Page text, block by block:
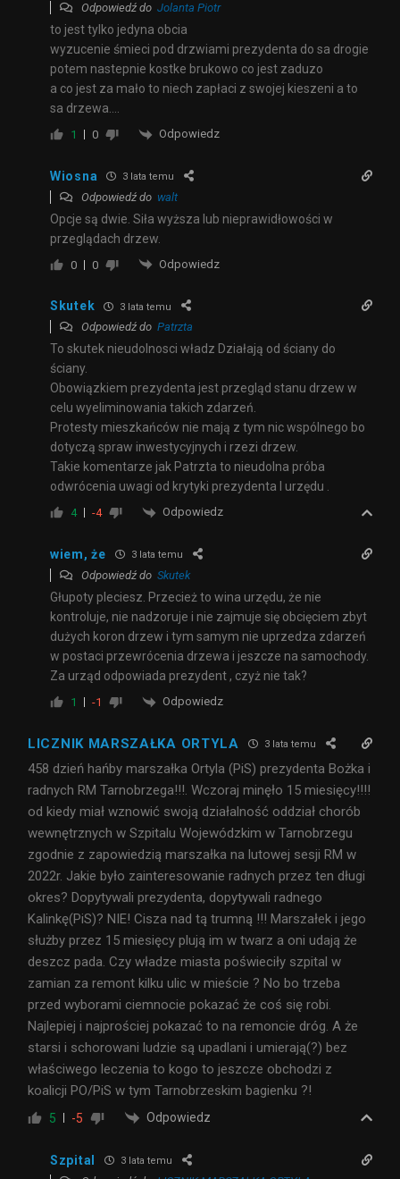
Odpowiedź do Jolanta Piotr
to jest tylko jedyna obcia
wyzucenie śmieci pod drzwiami prezydenta do sa drogie
potem nastepnie kostke brukowo co jest zaduzo
a co jest za mało to niech zapłaci z swojej kieszeni a to
sa drzewa….
1 0 Odpowiedz
Wiosna 3 lata temu
Odpowiedź do walt
Opcje są dwie. Siła wyższa lub nieprawidłowości w
przeglądach drzew.
0 0 Odpowiedz
Skutek 3 lata temu
Odpowiedź do Patrzta
To skutek nieudolnosci władz Działają od ściany do
ściany.
Obowiązkiem prezydenta jest przegląd stanu drzew w
celu wyeliminowania takich zdarzeń.
Protesty mieszkańców nie mają z tym nic wspólnego bo
dotyczą spraw inwestycyjnych i rzezi drzew.
Takie komentarze jak Patrzta to nieudolna próba
odwrócenia uwagi od krytyki prezydenta I urzędu .
4 -4 Odpowiedz
wiem, że 3 lata temu
Odpowiedź do Skutek
Głupoty pleciesz. Przecież to wina urzędu, że nie
kontroluje, nie nadzoruje i nie zajmuje się obcięciem zbyt
dużych koron drzew i tym samym nie uprzedza zdarzeń
w postaci przewrócenia drzewa i jeszcze na samochody.
Za urząd odpowiada prezydent , czyż nie tak?
1 -1 Odpowiedz
LICZNIK MARSZAŁKA ORTYLA 3 lata temu
458 dzień hańby marszałka Ortyla (PiS) prezydenta Bożka i
radnych RM Tarnobrzega!!!. Wczoraj minęło 15 miesięcy!!!!
od kiedy miał wznowić swoją działalność oddział chorób
wewnętrznych w Szpitalu Wojewódzkim w Tarnobrzegu
zgodnie z zapowiedzią marszałka na lutowej sesji RM w
2022r. Jakie było zainteresowanie radnych przez ten długi
okres? Dopytywali prezydenta, dopytywali radnego
Kalinkę(PiS)? NIE! Cisza nad tą trumną !!! Marszałek i jego
służby przez 15 miesięcy plują im w twarz a oni udają że
deszcz pada. Czy władze miasta poświeciły szpital w
zamian za remont kilku ulic w mieście ? No bo trzeba
przed wyborami ciemnocie pokazać że coś się robi.
Najlepiej i najprościej pokazać to na remoncie dróg. A że
starsi i schorowani ludzie są upadlani i umierają(?) bez
właściwego leczenia to kogo to jeszcze obchodzi z
koalicji PO/PiS w tym Tarnobrzeskim bagienku ?!
5 -5 Odpowiedz
Szpital 3 lata temu